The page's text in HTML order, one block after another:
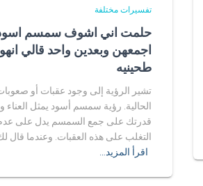
تفسيرات مختلفة
حلمت اني اشوف سمسم
اجمعهن وبعدين واحد قالي
طحينيه
تشير الرؤية إلى وجود عقبات أو
الحالية. رؤية سمسم أسود يمثل
قدرتك على جمع السمسم يدل على
التغلب على هذه العقبات. وعندما
اقرأ المزيد…